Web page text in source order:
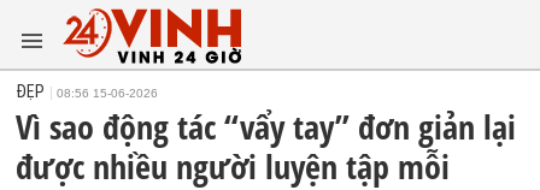
ĐẸP 08:56 15-06-2026
Vì sao động tác “vẩy tay” đơn giản lại
được nhiều người luyện tập mỗi